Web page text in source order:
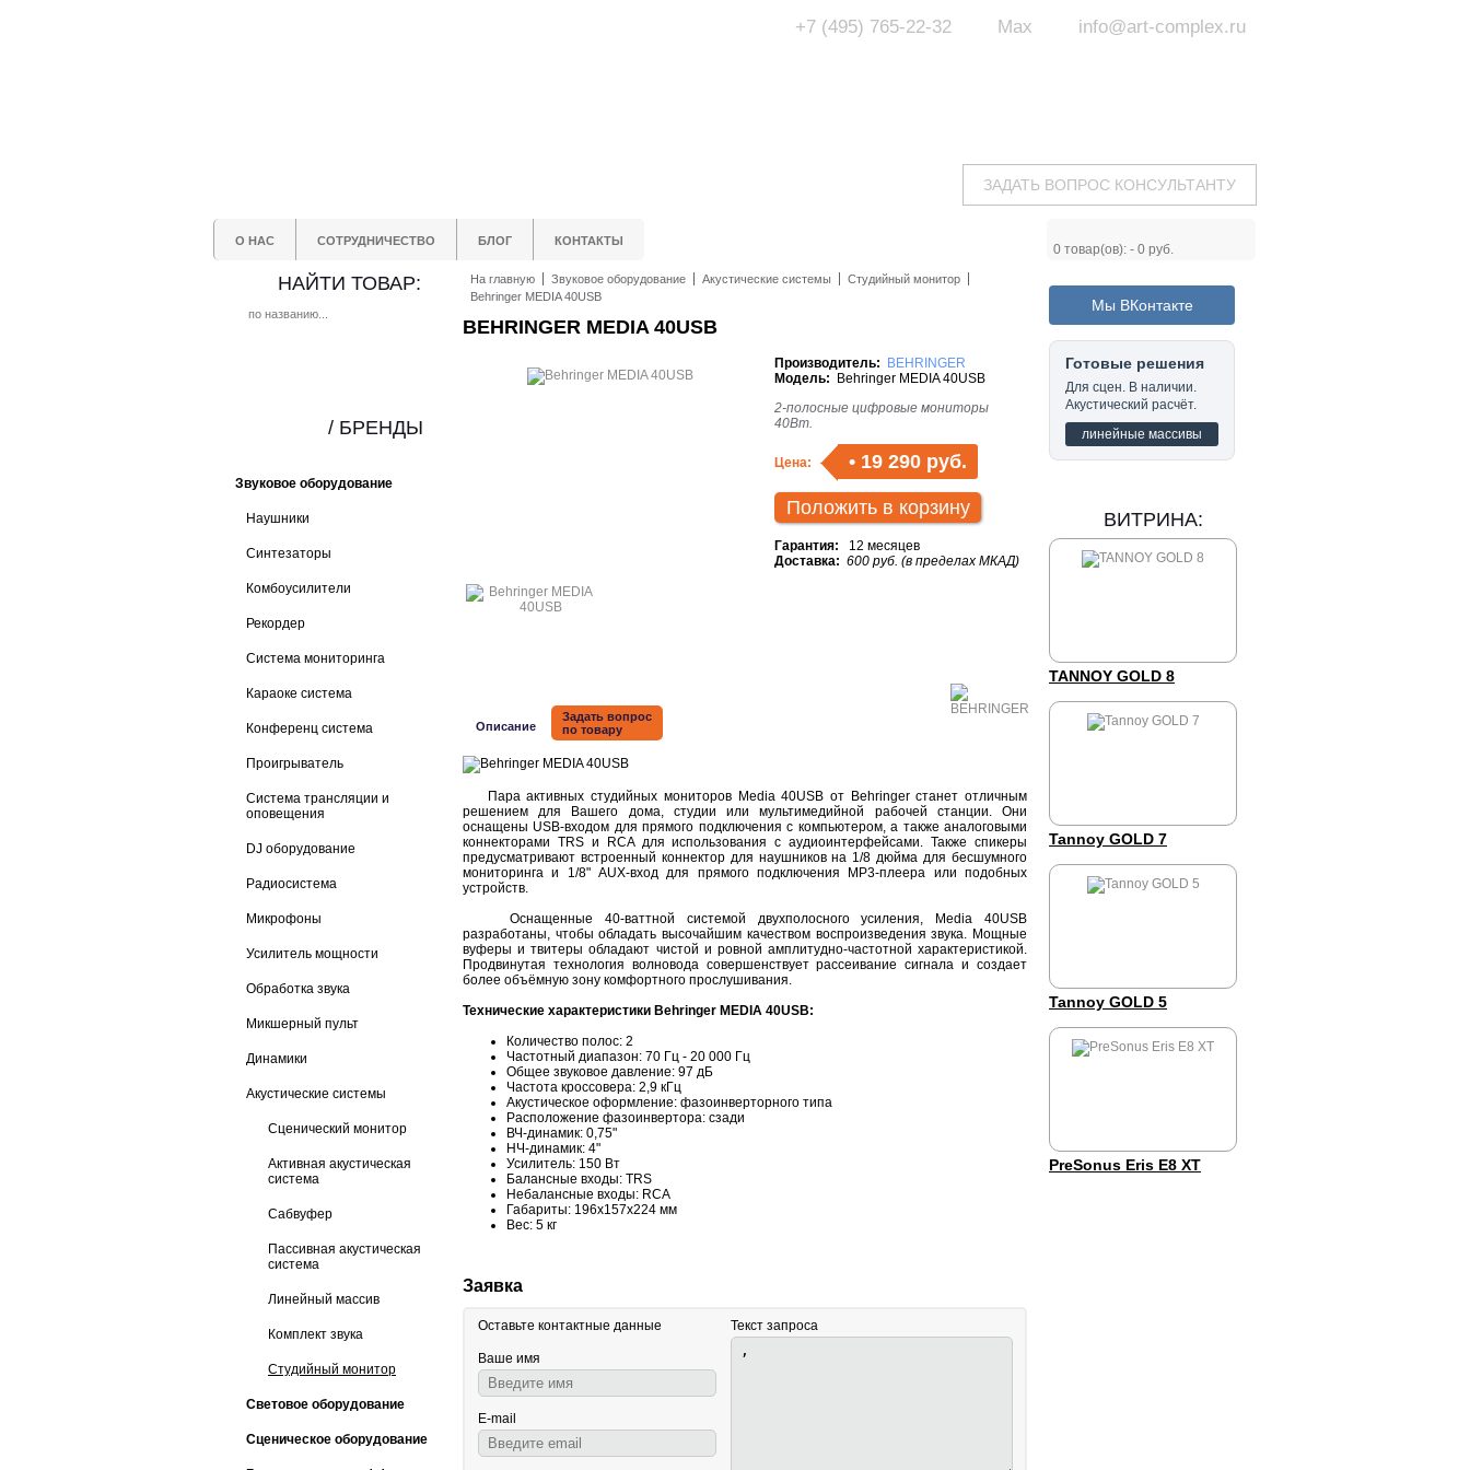
info@art-complex.ru
Max
+7 (495) 765-22-32
ЗАДАТЬ ВОПРОС КОНСУЛЬТАНТУ
О НАС СОТРУДНИЧЕСТВО БЛОГ КОНТАКТЫ
0 товар(ов): - 0 руб.
НАЙТИ ТОВАР:
Звуковое оборудование
Наушники
Синтезаторы
Комбоусилители
Рекордер
Система мониторинга
Караоке система
Конференц система
Проигрыватель
Система трансляции и
оповещения
DJ оборудование
Радиосистема
Микрофоны
Усилитель мощности
Обработка звука
Микшерный пульт
Динамики
Акустические системы
Сценический монитор
Активная акустическая
система
Сабвуфер
Пассивная акустическая
система
Линейный массив
Комплект звука
Студийный монитор
Световое оборудование
Сценическое оборудование
/ БРЕНДЫ
На главную Звуковое оборудование Акустические системы
Студийный монитор
Behringer MEDIA 40USB
BEHRINGER MEDIA 40USB
Производитель:
BEHRINGER
Модель: Behringer MEDIA 40USB
2-полосные цифровые мониторы
40Вт.
Цена: • 19 290 руб.
Положить в корзину
Гарантия: 12 месяцев
Доставка: 600 руб. (в пределах МКАД)
Описание
Задать вопрос
по товару
Пара активных студийных мониторов Media 40USB от Behringer станет отличным
решением для Вашего дома, студии или мультимедийной рабочей станции. Они
оснащены USB-входом для прямого подключения с компьютером, а также аналоговыми
коннекторами TRS и RCA для использования с аудиоинтерфейсами. Также спикеры
предусматривают встроенный коннектор для наушников на 1/8 дюйма для бесшумного
мониторинга и 1/8" AUX-вход для прямого подключения MP3-плеера или подобных
устройств.
Оснащенные 40-ваттной системой двухполосного усиления, Media 40USB
разработаны, чтобы обладать высочайшим качеством воспроизведения звука. Мощные
вуферы и твитеры обладают чистой и ровной амплитудно-частотной характеристикой.
Продвинутая технология волновода совершенствует рассеивание сигнала и создает
более объёмную зону комфортного прослушивания.
Технические характеристики Behringer MEDIA 40USB:
Количество полос: 2
Частотный диапазон: 70 Гц - 20 000 Гц
Общее звуковое давление: 97 дБ
Частота кроссовера: 2,9 кГц
Акустическое оформление: фазоинверторного типа
Расположение фазоинвертора: сзади
ВЧ-динамик: 0,75"
НЧ-динамик: 4"
Усилитель: 150 Вт
Балансные входы: TRS
Небалансные входы: RCA
Габариты: 196х157х224 мм
Вес: 5 кг
Заявка
Оставьте контактные данные
Ваше имя
E-mail
Текст запроса
Мы ВКонтакте
Готовые решения
Для сцен. В наличии.
Акустический расчёт.
линейные массивы
ВИТРИНА:
TANNOY GOLD 8
Tannoy GOLD 7
Tannoy GOLD 5
PreSonus Eris E8 XT